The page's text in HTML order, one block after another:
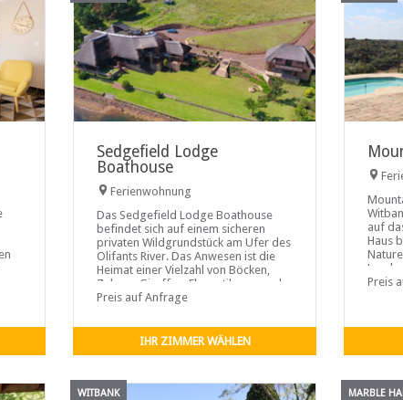
Sedgefield Lodge
Boathouse
Ferienwohnung
Das Sedgefield Lodge Boathouse
befindet sich auf einem sicheren
privaten Wildgrundstück am Ufer des
Olifants River. Das Anwesen ist die
Heimat einer Vielzahl von Böcken,
Zebras, Giraffen, Elenantilopen und
Gnus. Die Unterkunft liegt ideal direkt
und ist einer der besten Dämme zum
Preis auf Anfrage
IHR ZIMMER WÄHLEN
auf
Haus
Land,
ist.
Preis
WITBANK MARBLE